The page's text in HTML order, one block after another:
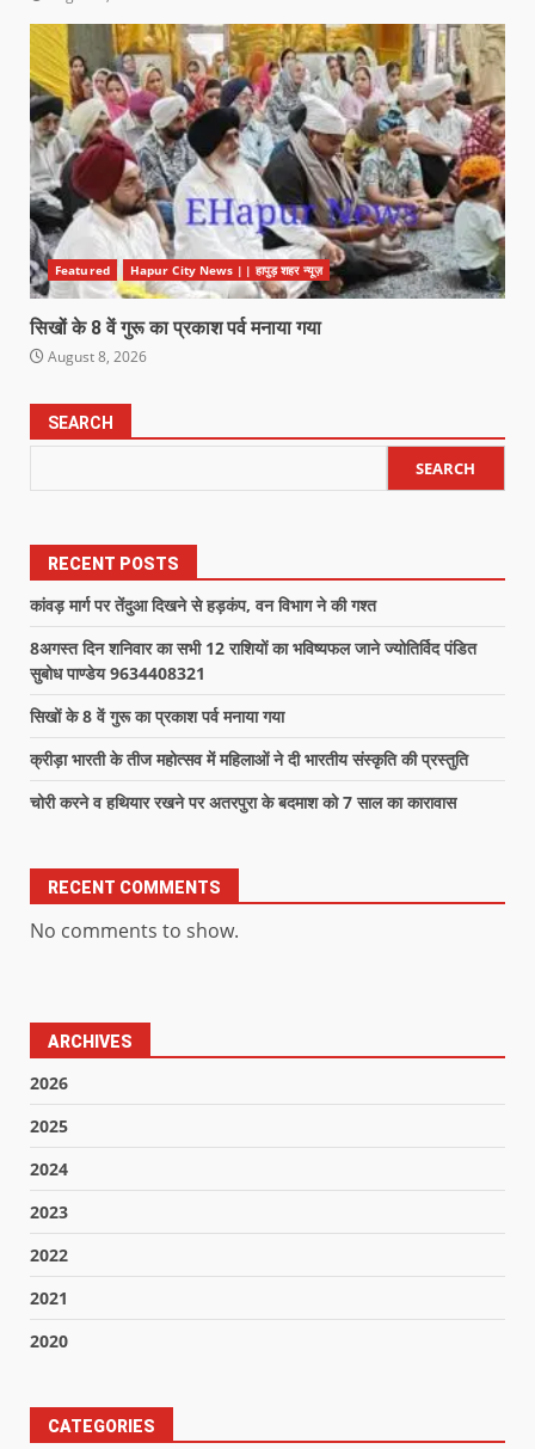
Featured Hapur City News || हापुड़ शहर न्यूज़
सिखों के 8 वें गुरू का प्रकाश पर्व मनाया गया
August 8, 2026
SEARCH
SEARCH
RECENT POSTS
कांवड़ मार्ग पर तेंदुआ दिखने से हड़कंप, वन विभाग ने की गश्त
8अगस्त दिन शनिवार का सभी 12 राशियों का भविष्यफल जाने ज्योतिर्विद पंडित
सुबोध पाण्डेय 9634408321
सिखों के 8 वें गुरू का प्रकाश पर्व मनाया गया
क्रीड़ा भारती के तीज महोत्सव में महिलाओं ने दी भारतीय संस्कृति की प्रस्तुति
चोरी करने व हथियार रखने पर अतरपुरा के बदमाश को 7 साल का कारावास
RECENT COMMENTS
No comments to show.
ARCHIVES
2026
2025
2024
2023
2022
2021
2020
CATEGORIES